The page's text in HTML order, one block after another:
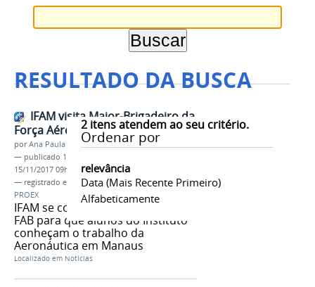
RESULTADO DA BUSCA
2itens atendem ao seu critério.
Ordenar por
relevância
Data (mais Recente Primeiro)
Alfabeticamente
IFAM visita Major-Brigadeiro da
Força Aérea em Manaus
porAna Paula Batista
— publicado 15/11/2017
15/11/2017 09h00
— registrado em:
Força Aérea Brasileira,FAB
PROEX
IFAM se colocou à disposição da
FAB para que alunos do Instituto
conheçam o trabalho da
Aeronáutica em Manaus
Localizado em Notícias